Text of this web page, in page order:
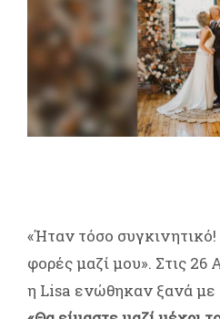
«Ήταν τόσο
φορές μαζί μου». Στις 26
η Lisa ενώθηκαν ξανά με